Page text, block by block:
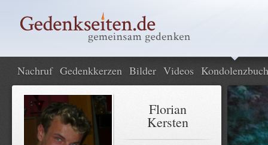
Nachruf Gedenkkerzen Bilder Videos Kondolenzbuch
Florian
Kersten